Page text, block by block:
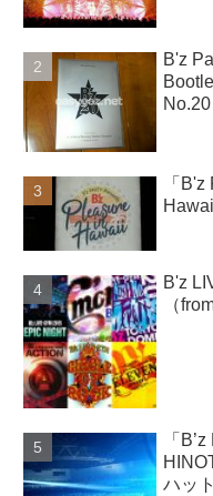
B'z
「
B'z
（
「
ハッ